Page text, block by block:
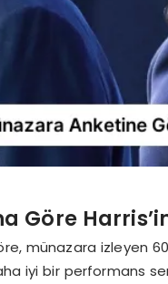
Göre
münazara izleyen
iyi bir performans